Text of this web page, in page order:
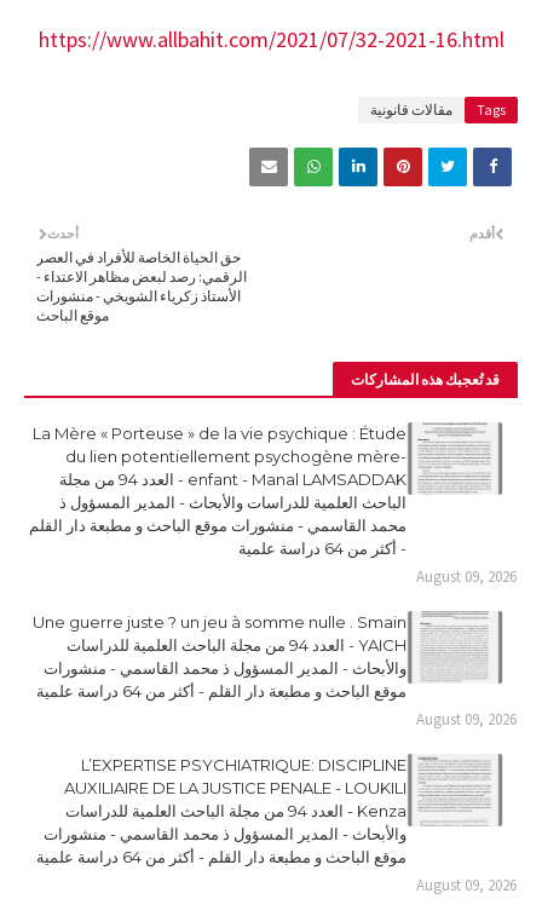
https://www.allbahit.com/2021/07/32-2021-16.html
Tags مقالات قانونية
أحدث
حق الحياة الخاصة للأفراد في العصر
الرقمي: رصد لبعض مظاهر الاعتداء -
الأستاذ زكرياء الشويخي - منشورات
موقع الباحث
أقدم
قد تُعجبك هذه المشاركات
La Mère « Porteuse » de la vie psychique : Étude
du lien potentiellement psychogène mère-
enfant - Manal LAMSADDAK - العدد 94 من مجلة
الباحث العلمية للدراسات والأبحاث - المدير المسؤول ذ
محمد القاسمي - منشورات موقع الباحث و مطبعة دار القلم
- أكثر من 64 دراسة علمية
August 09, 2026
Une guerre juste ? un jeu à somme nulle . Smain
YAICH - العدد 94 من مجلة الباحث العلمية للدراسات
والأبحاث - المدير المسؤول ذ محمد القاسمي - منشورات
موقع الباحث و مطبعة دار القلم - أكثر من 64 دراسة علمية
August 09, 2026
L’EXPERTISE PSYCHIATRIQUE: DISCIPLINE
AUXILIAIRE DE LA JUSTICE PENALE - LOUKILI
Kenza - العدد 94 من مجلة الباحث العلمية للدراسات
والأبحاث - المدير المسؤول ذ محمد القاسمي - منشورات
موقع الباحث و مطبعة دار القلم - أكثر من 64 دراسة علمية
August 09, 2026